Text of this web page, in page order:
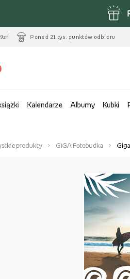
Ponad 21 tys. punktów odbioru
Kalendarze Albumy Kubki
produkty GIGA Fotobudka